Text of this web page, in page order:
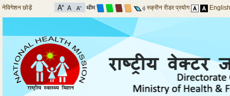
नेविगेशन छोड़ें थीम स्क्रीन रीडर प्रयोग English